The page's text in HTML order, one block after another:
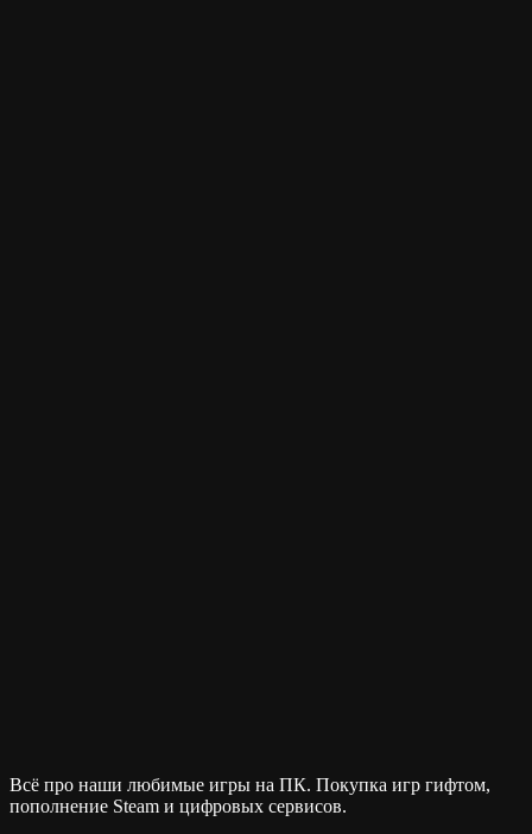
Всё про наши любимые игры на ПК. Покупка игр гифтом,
пополнение Steam и цифровых сервисов.